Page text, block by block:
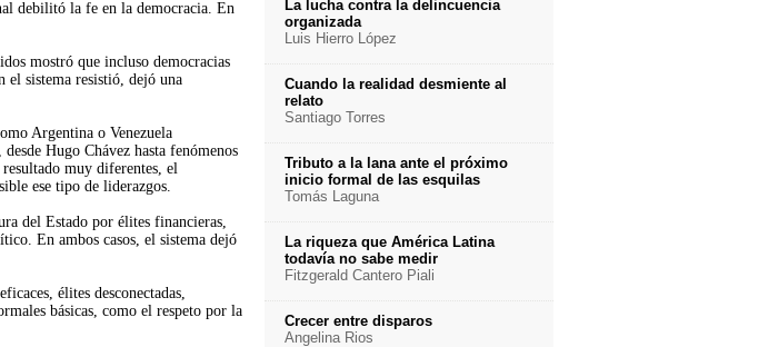
debilitó la fe en la democracia. En
mostró que incluso democracias
el sistema resistió, dejó una
Argentina o Venezuela
Hugo Chávez hasta fenómenos
muy diferentes, el
ese tipo de liderazgos.
del Estado por élites financieras,
En ambos casos, el sistema dejó
élites desconectadas,
básicas, como el respeto por la
La lucha contra la delincuencia
organizada
Luis Hierro López
Cuando la realidad desmiente al
relato
Santiago Torres
Tributo a la lana ante el próximo
inicio formal de las esquilas
Tomás Laguna
La riqueza que América Latina
todavía no sabe medir
Fitzgerald Cantero Piali
Crecer entre disparos
Angelina Rios